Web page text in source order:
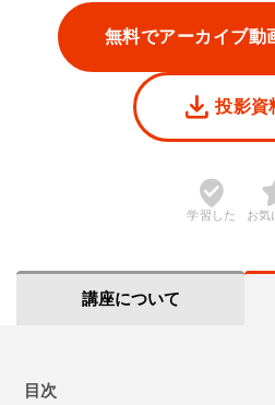
無料でアーカイブ動
投影資
学習した お気
講座について
目次